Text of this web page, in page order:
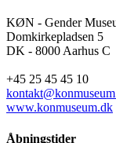
KØN - Gender
Domkirkepladsen 5
DK - 8000 Aarhus C
+45 25 45 45 10
www.konmuseum.dk
Åbningstider